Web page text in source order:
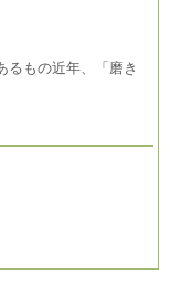
るもの近年、「磨き